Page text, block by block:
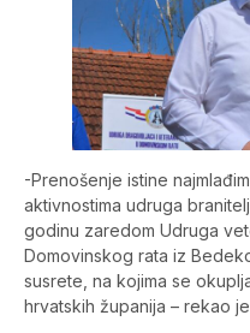
-Prenošenje istine
aktivnostima udruga
godinu zaredom Udruga
Domovinskog rata iz
susrete, na kojima se
hrvatskih županija – rekao je